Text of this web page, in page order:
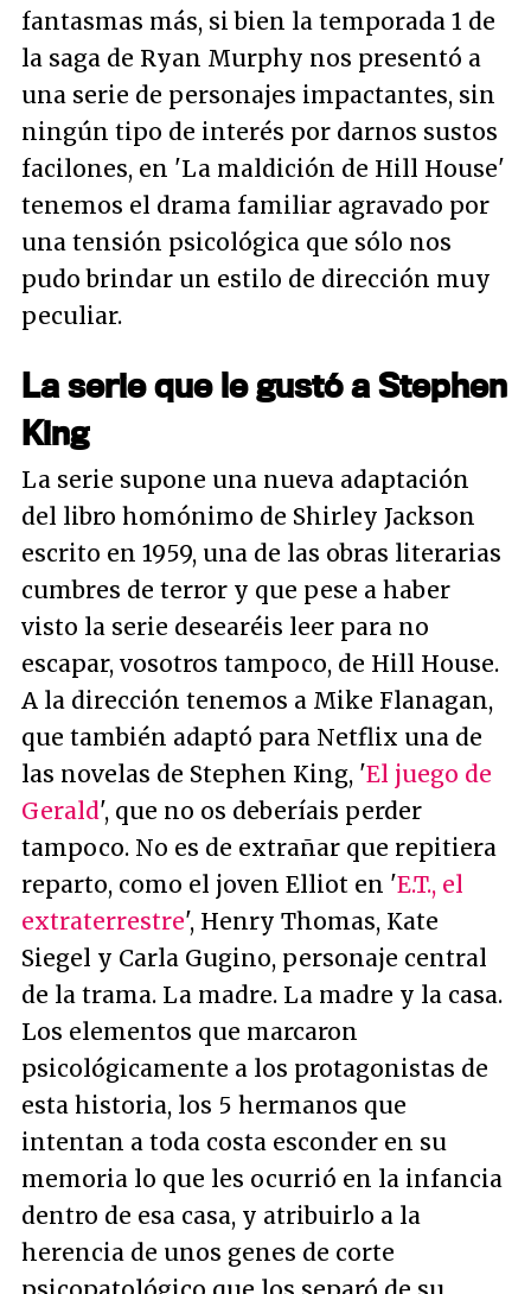
fantasmas más, si bien la temporada 1 de
la saga de Ryan Murphy nos presentó a
una serie de personajes impactantes, sin
ningún tipo de interés por darnos sustos
facilones, en 'La maldición de Hill House'
tenemos el drama familiar agravado por
una tensión psicológica que sólo nos
pudo brindar un estilo de dirección muy
peculiar.
La serie que le gustó a Stephen
King
La serie supone una nueva adaptación
del libro homónimo de Shirley Jackson
escrito en 1959, una de las obras literarias
cumbres de terror y que pese a haber
visto la serie desearéis leer para no
escapar, vosotros tampoco, de Hill House.
A la dirección tenemos a Mike Flanagan,
que también adaptó para Netflix una de
las novelas de Stephen King, 'El juego de
Gerald', que no os deberíais perder
tampoco. No es de extrañar que repitiera
reparto, como el joven Elliot en 'E.T., el
extraterrestre', Henry Thomas, Kate
Siegel y Carla Gugino, personaje central
de la trama. La madre. La madre y la casa.
Los elementos que marcaron
psicológicamente a los protagonistas de
esta historia, los 5 hermanos que
intentan a toda costa esconder en su
memoria lo que les ocurrió en la infancia
dentro de esa casa, y atribuirlo a la
herencia de unos genes de corte